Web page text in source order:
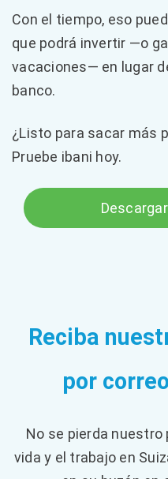
Con el tiempo, eso
que podrá invertir —o
vacaciones— en lugar
banco.
¿Listo para sacar más
Pruebe ibani hoy.
Reciba
por
No se pierda
vida y el trabajo en